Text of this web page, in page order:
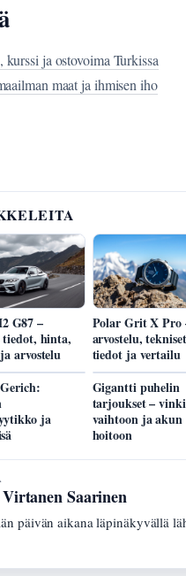
ja ostovoima Turkissa
maat ja ihmisen iho
G87 –
tiedot, hinta,
arvostelu
Polar Grit X Pro
arvostelu, tekniset
tiedot ja vertailu
ja
Gigantti puhelin
tarjoukset –
vaihtoon ja akun
hoitoon
Saarinen
päivän aikana läpinäkyvällä